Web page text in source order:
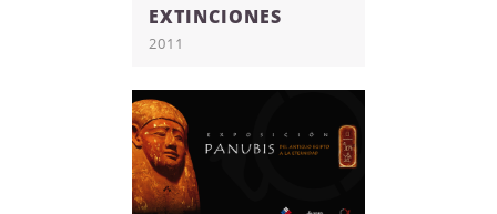
EXTINCIONES
2011